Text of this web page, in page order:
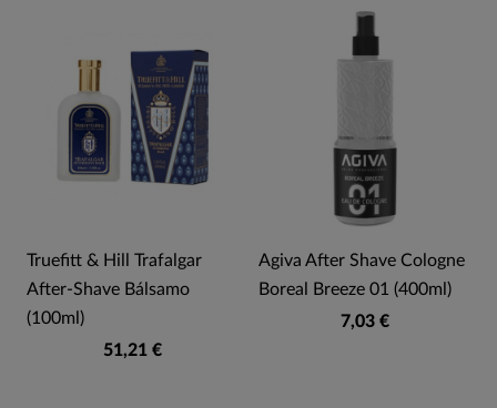
Truefitt & Hill Trafalgar
After-Shave Bálsamo
(100ml)
51,21 €
Agiva After Shave Cologne
Boreal Breeze 01 (400ml)
7,03 €